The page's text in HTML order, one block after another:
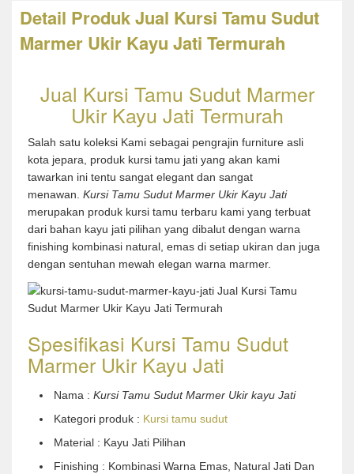
Detail Produk Jual Kursi Tamu Sudut
Marmer Ukir Kayu Jati Termurah
Jual Kursi Tamu Sudut Marmer
Ukir Kayu Jati Termurah
Salah satu koleksi Kami sebagai pengrajin furniture asli
kota jepara, produk kursi tamu jati yang akan kami
tawarkan ini tentu sangat elegant dan sangat
menawan. Kursi Tamu Sudut Marmer Ukir Kayu Jati
merupakan produk kursi tamu terbaru kami yang terbuat
dari bahan kayu jati pilihan yang dibalut dengan warna
finishing kombinasi natural, emas di setiap ukiran dan juga
dengan sentuhan mewah elegan warna marmer.
Spesifikasi Kursi Tamu Sudut
Marmer Ukir Kayu Jati
Nama : Kursi Tamu Sudut Marmer Ukir kayu Jati
Kategori produk : Kursi tamu sudut
Material : Kayu Jati Pilihan
Finishing : Kombinasi Warna Emas, Natural Jati Dan